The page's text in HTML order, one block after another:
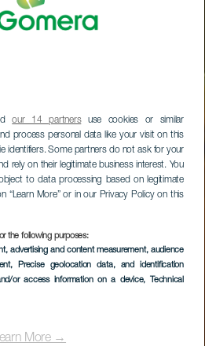
our 14 partnersuse cookies or similar
process personal data like your visit on this
identifiers. Some partners do not ask for your
rely on their legitimate business interest. You
to data processing based on legitimate
“Learn More” or in our Privacy Policy on this
the following purposes:
advertising and content measurement, audience
, Precise geolocation data, and identification
or access information on a device, Technical
More →